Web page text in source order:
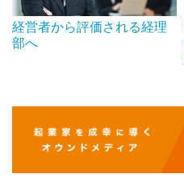
経営者から評価される経理
部へ